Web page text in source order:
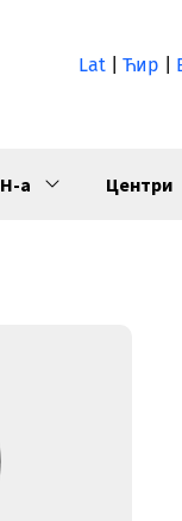
Lat Ћир
а Центри